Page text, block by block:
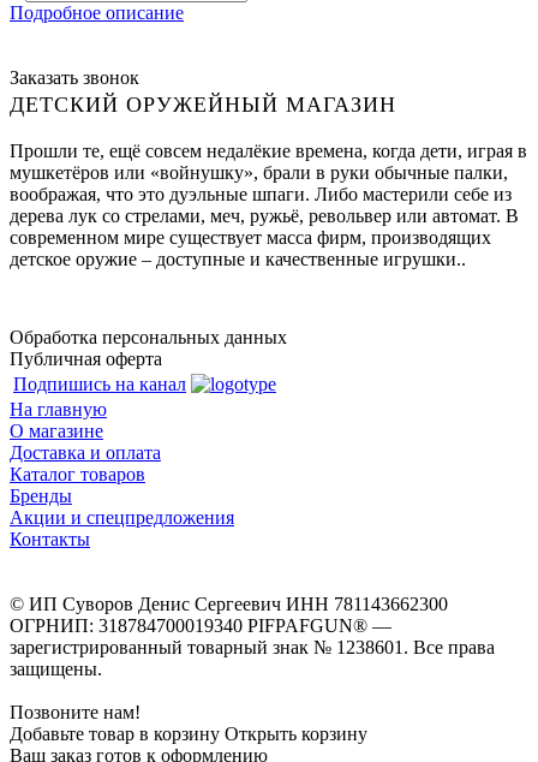
Подробное описание
Заказать звонок
ДЕТСКИЙ ОРУЖЕЙНЫЙ МАГАЗИН
Прошли те, ещё совсем недалёкие времена, когда дети, играя в
мушкетёров или «войнушку», брали в руки обычные палки,
воображая, что это дуэльные шпаги. Либо мастерили себе из
дерева лук со стрелами, меч, ружьё, револьвер или автомат. В
современном мире существует масса фирм, производящих
детское оружие – доступные и качественные игрушки..
Обработка персональных данных
Публичная оферта
Подпишись на канал
На главную
О магазине
Доставка и оплата
Каталог товаров
Бренды
Акции и спецпредложения
Контакты
© ИП Суворов Денис Сергеевич ИНН 781143662300
ОГРНИП: 318784700019340 PIFPAFGUN® —
зарегистрированный товарный знак № 1238601. Все права
защищены.
Позвоните нам!
Добавьте товар в корзину Открыть корзину
Ваш заказ готов к оформлению